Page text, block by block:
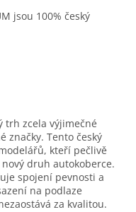
jsou 100% český
trh zcela výjimečné
značky. Tento český
kteří pečlivě
druh autokoberce.
spojení pevnosti a
na podlaze
za kvalitou.